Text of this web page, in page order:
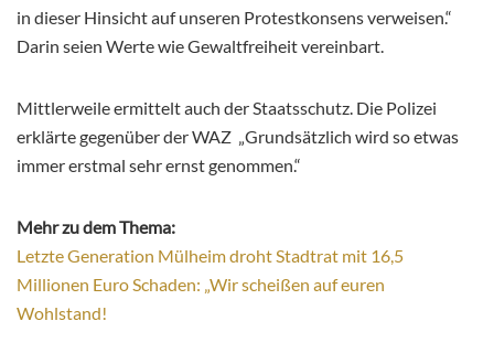
in dieser Hinsicht auf unseren Protestkonsens verweisen.“
Darin seien Werte wie Gewaltfreiheit vereinbart.
Mittlerweile ermittelt auch der Staatsschutz. Die Polizei
erklärte gegenüber der WAZ „Grundsätzlich wird so etwas
immer erstmal sehr ernst genommen.“
Mehr zu dem Thema:
Letzte Generation Mülheim droht Stadtrat mit 16,5
Millionen Euro Schaden: „Wir scheißen auf euren
Wohlstand!